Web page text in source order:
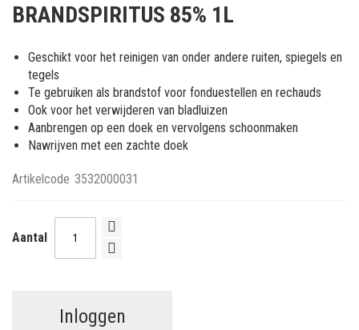
het
van
afbeeldingen-
gallerij
BRANDSPIRITUS 85% 1L
Geschikt voor het reinigen van onder andere ruiten, spiegels en
tegels
Te gebruiken als brandstof voor fonduestellen en rechauds
Ook voor het verwijderen van bladluizen
Aanbrengen op een doek en vervolgens schoonmaken
Nawrijven met een zachte doek
Artikelcode 3532000031
Aantal
Inloggen